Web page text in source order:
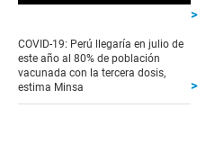
of
0
seconds
COVID-19: Perú llegaría en julio de
este año al 80% de población
vacunada con la tercera dosis,
estima Minsa